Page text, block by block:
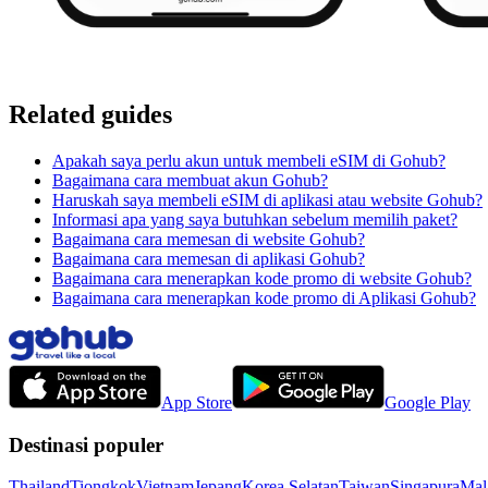
Related guides
Apakah saya perlu akun untuk membeli eSIM di Gohub?
Bagaimana cara membuat akun Gohub?
Haruskah saya membeli eSIM di aplikasi atau website Gohub?
Informasi apa yang saya butuhkan sebelum memilih paket?
Bagaimana cara memesan di website Gohub?
Bagaimana cara memesan di aplikasi Gohub?
Bagaimana cara menerapkan kode promo di website Gohub?
Bagaimana cara menerapkan kode promo di Aplikasi Gohub?
App Store Google Play
Destinasi populer